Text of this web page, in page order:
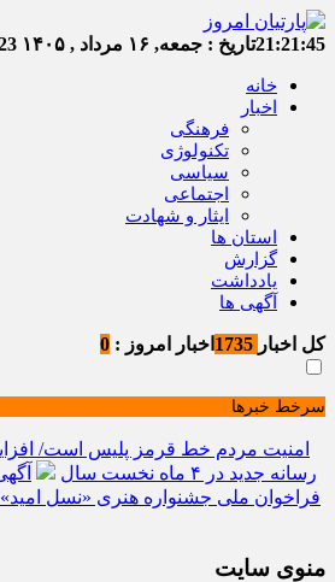
21:21:46تاریخ : جمعه, ۱۶ مرداد , ۱۴۰۵ 23 صفر
خانه
اخبار
فرهنگی
تکنولوژی
سیاسی
اجتماعی
ایثار و شهادت
استان ها
گزارش
یادداشت
آگهی ها
کل اخبار اخبار امروز : 0
سرخط خبرها
امنیت مردم خط قرمز پلیس است/ افزایش ۴۳ درصدی کشفیات مواد مخدر و رشد ۶۸ درصدی کشف سرقت در
رسانه جدید در ۴ ماه نخست سال
آگهی
فراخوان ملی جشنواره هنری «نسل
منوی سایت